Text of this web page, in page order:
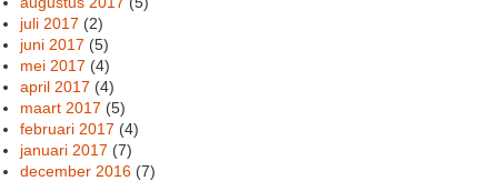
juli 2017 (2)
juni 2017 (5)
mei 2017 (4)
april 2017 (4)
maart 2017 (5)
februari 2017 (4)
januari 2017 (7)
december 2016 (7)